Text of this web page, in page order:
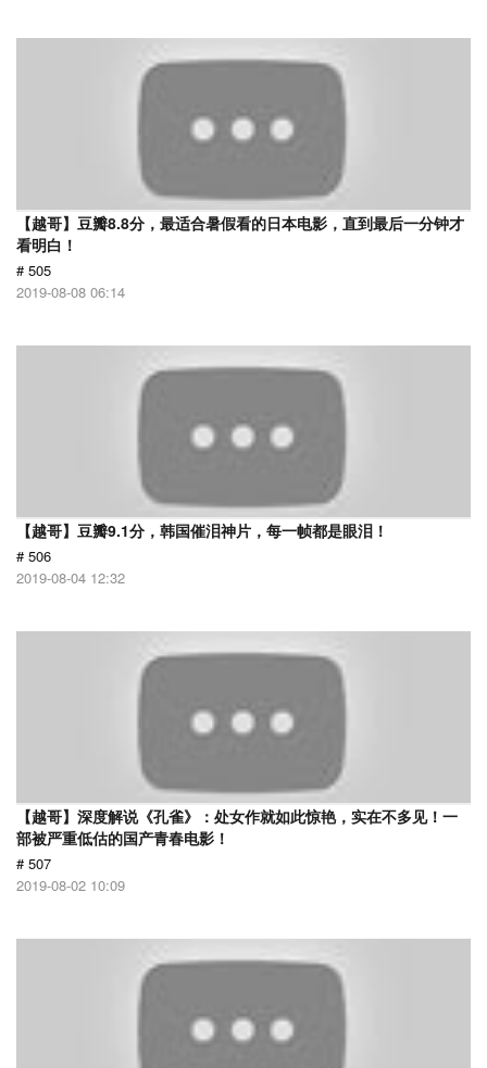
【越哥】豆瓣8.8分，最适合暑假看的日本电影，直到最后一分钟才
看明白！
# 505
2019-08-08 06:14
【越哥】豆瓣9.1分，韩国催泪神片，每一帧都是眼泪！
# 506
2019-08-04 12:32
【越哥】深度解说《孔雀》：处女作就如此惊艳，实在不多见！一
部被严重低估的国产青春电影！
# 507
2019-08-02 10:09